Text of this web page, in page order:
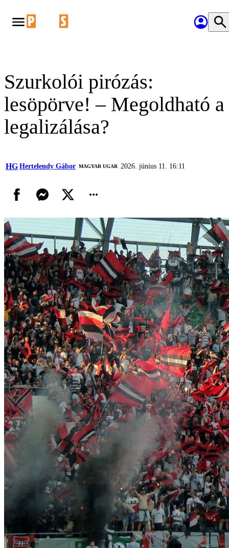
Szurkolói pirózás:
lesöpörve! – Megoldható a
legalizálása?
HG Hertelendy Gábor MAGYAR UGAR 2026. június 11. 16:11